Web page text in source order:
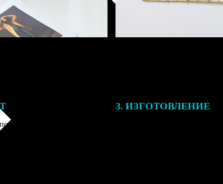
заказа к печати
могут связаться с Вами
телефону или email для
деталей.
3. ИЗГОТОВЛЕНИЕ